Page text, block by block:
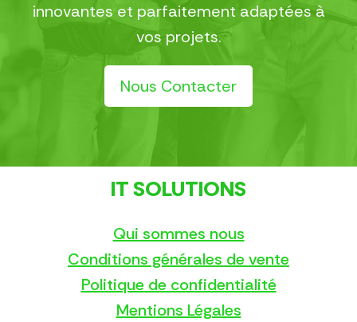
innovantes et parfaitement adaptées à
vos projets.
Nous Contacter
IT SOLUTIONS
Qui sommes nous
Conditions générales de vente
Politique de confidentialité
Mentions Légales